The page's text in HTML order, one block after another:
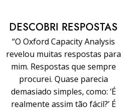
DESCOBRI RESPOSTAS
“O Oxford Capacity Analysis
revelou muitas respostas para
mim. Respostas que sempre
procurei. Quase parecia
demasiado simples, como: ‘É
realmente assim tão fácil?’ É